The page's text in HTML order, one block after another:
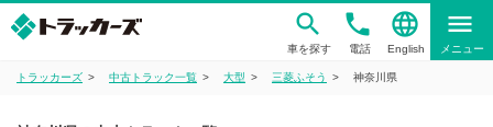
車を探す
phone
電話
language
English
menu
メニュー
トラッカーズ 中古トラック一覧 大型 三菱ふそう 神奈川県